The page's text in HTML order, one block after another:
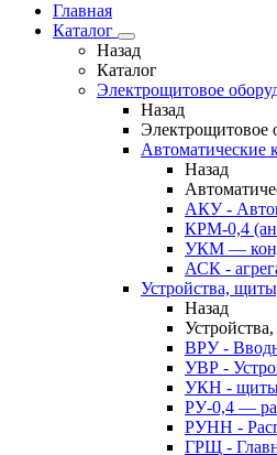
Главная
Каталог
Назад
Каталог
Электрощитовое
Назад
Электрощитовое
Автоматические
Назад
АКУ -
КРМ-0,4
УКМ —
АСК -
Устройства,
Назад
ВРУ -
УВР -
УКН - щиты
РУ-0,4 —
РУНН -
ГРЩ -